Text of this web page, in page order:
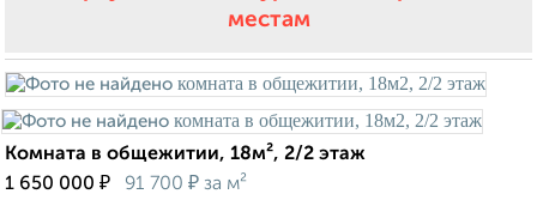
местам
Комната в общежитии, 18м², 2/2 этаж
1 650 000 ₽ 91 700 ₽ за м²